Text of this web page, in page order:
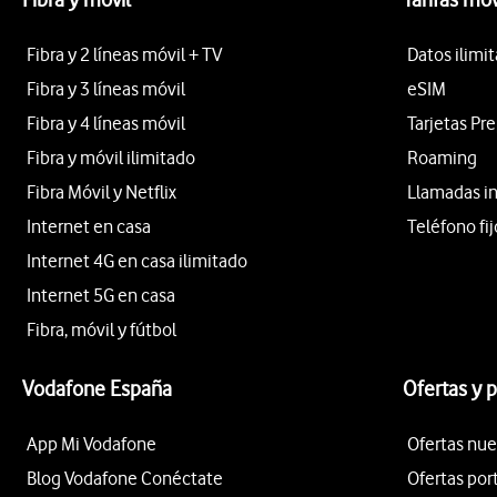
Fibra y 2 líneas móvil + TV
Fibra y 3 líneas móvil
Fibra y 4 líneas móvil
Fibra y móvil ilimitado
Fibra Móvil y Netflix
Internet en casa
Internet 4G en casa ilimitado
Internet 5G en casa
Fibra, móvil y fútbol
Datos
eSIM
Tarjetas
Roaming
Llamadas
Teléfono
Vodafone España
App Mi Vodafone
Blog Vodafone Conéctate
Ofertas y
Ofertas
Ofertas